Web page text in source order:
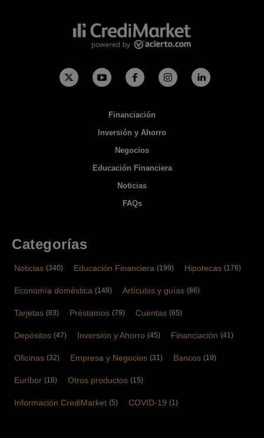
Financiación
Inversión y Ahorro
Negocios
Educación Financiera
Noticias
FAQs
Categorías
Noticias (340) Educación Financiera (199) Hipotecas (176)
Economía doméstica (148) Artículos y guías (86)
Tarjetas (83) Préstamos (79) Cuentas (65)
Depósitos (47) Inversión y Ahorro (45) Financiación (41)
Oficinas (32) Empresa y Negocios (31) Bancos (19)
Euríbor (16) Otros productos (15)
Información CrediMarket (5) COVID-19 (1)